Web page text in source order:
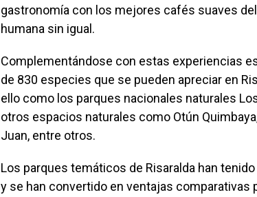
gastronomía con los mejores cafés suaves
humana sin igual.
Complementándose con estas experiencias
de 830 especies que se pueden apreciar en
ello como los parques nacionales naturales
otros espacios naturales como Otún
Juan, entre otros.
Los parques temáticos de Risaralda han
y se han convertido en ventajas comparativas